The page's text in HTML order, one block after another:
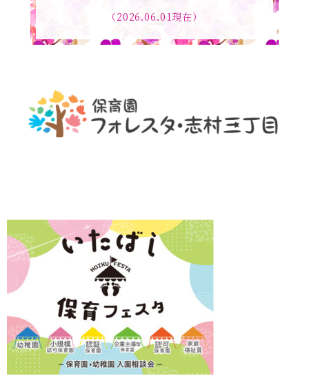
（2026.06.01現在）